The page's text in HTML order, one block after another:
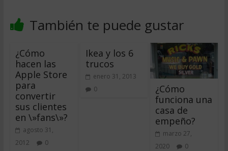
También te puede gustar
¿Cómo
hacen las
Apple Store
para
convertir
sus clientes
en \»fans\»?
agosto 31,
2012
0
Ikea y los 6
trucos
enero 31, 2013
0
¿Cómo
funciona una
casa de
empeño?
marzo 27,
2020
0